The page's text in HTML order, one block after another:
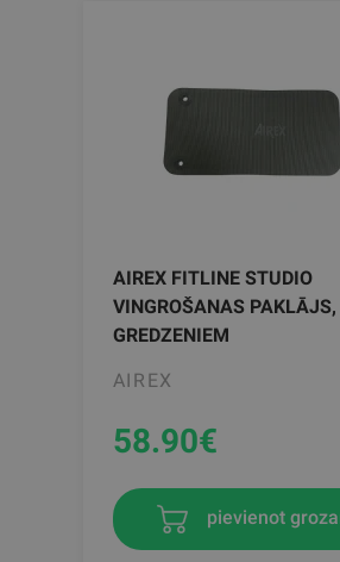
AIREX FITLINE STUDIO
VINGROŠANAS PAKLĀJS,
GREDZENIEM
AIREX
58.90€
pievienot